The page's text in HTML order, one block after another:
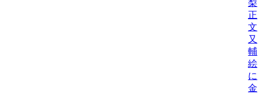
梨
正
文
又
輔/
絵
に
金